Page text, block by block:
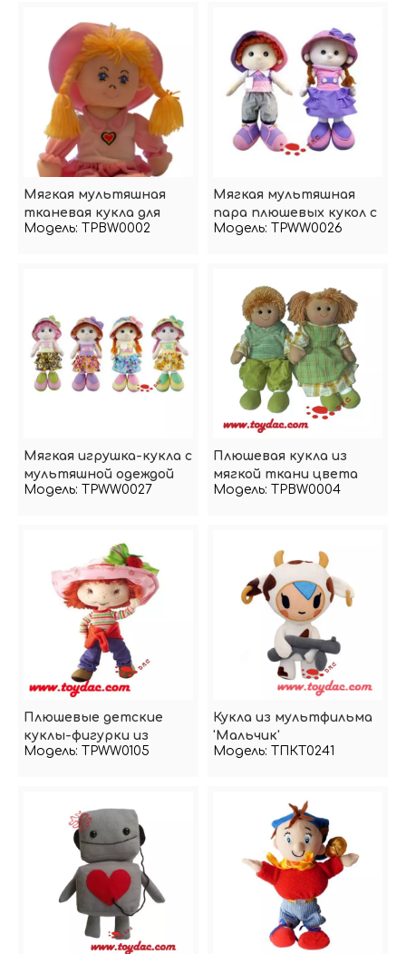
Мягкая мультяшная
тканевая кукла для
маленькой девочки
Модель: TPBW0002
Мягкая мультяшная
пара плюшевых кукол с
волосами из пряжи
Модель: TPWW0026
Мягкая игрушка-кукла с
мультяшной одеждой
Модель: TPWW0027
Плюшевая кукла из
мягкой ткани цвета
Модель: TPBW0004
Плюшевые детские
куклы-фигурки из
фильма
Модель: TPWW0105
Кукла из мультфильма
'Мальчик'
Модель: ТПКТ0241